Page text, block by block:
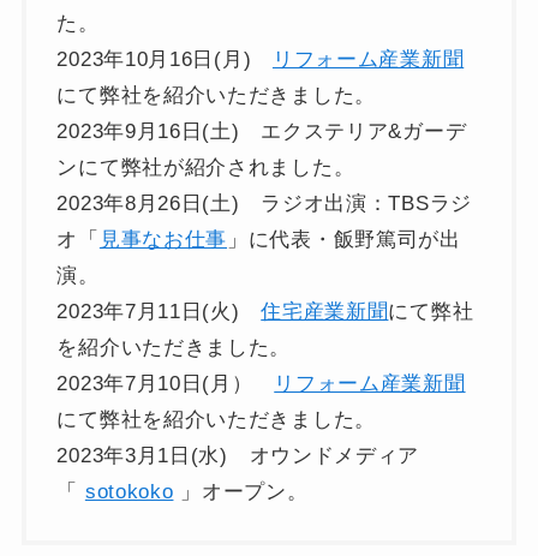
た。
2023年10月16日(月)
リフォーム産業新聞
にて弊社を紹介いただきました。
2023年9月16日(土) エクステリア&ガーデ
ンにて弊社が紹介されました。
2023年8月26日(土) ラジオ出演：TBSラジ
オ「 見事なお仕事 」に代表・飯野篤司が出
演。
2023年7月11日(火)住宅産業新聞にて弊社
を紹介いただきました。
2023年7月10日(月）
リフォーム産業新聞
にて弊社を紹介いただきました。
2023年3月1日(水) オウンドメディア
「 sotokoko 」オープン。